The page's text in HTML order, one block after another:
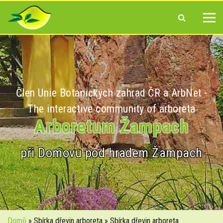
Člen Unie Botanických zahrad ČR a ArbNet -
The interactive community of arboreta
Arboretum Žampach
při Domovu pod hradem Žampach
Domů » Sbírka dřevin arboreta » Sbírka dřevin arboreta